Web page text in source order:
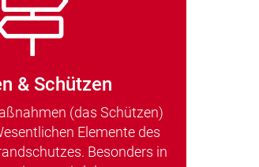
& Schützen
(das Schützen)
Elemente des
Besonders in